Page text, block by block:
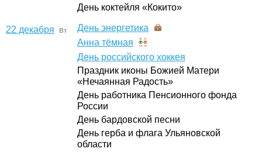
День коктейля «Кокито»
22 декабря Вт
День энергетика
Анна тёмная
День российского хоккея
Праздник иконы Божией Матери
«Нечаянная Радость»
День работника Пенсионного фонда
России
День бардовской песни
День герба и флага Ульяновской
области